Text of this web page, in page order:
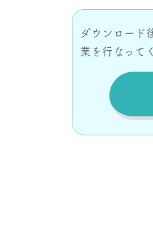
ダウンロード
業を行なって